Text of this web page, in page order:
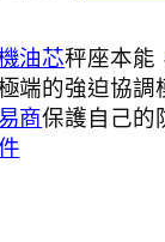
油芯秤座本能
端的強迫協調
商保護自己的